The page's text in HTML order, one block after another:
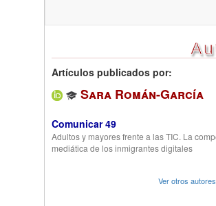
Artículos publicados por:
Sara Román-García
Comunicar 49
Adultos y mayores frente a las TIC. La
mediática de los inmigrantes digitales
Ver otros autores